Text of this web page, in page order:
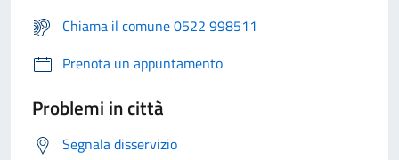
Chiama il comune 0522 998511
Prenota un appuntamento
Problemi in città
Segnala disservizio